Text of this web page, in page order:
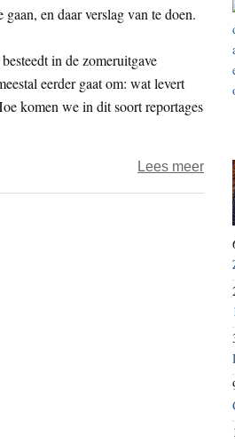
i
t
en daar verslag van te doen.
in de zomeruitgave
eerder gaat om: wat levert
komen we in dit soort reportages
Lees meerover